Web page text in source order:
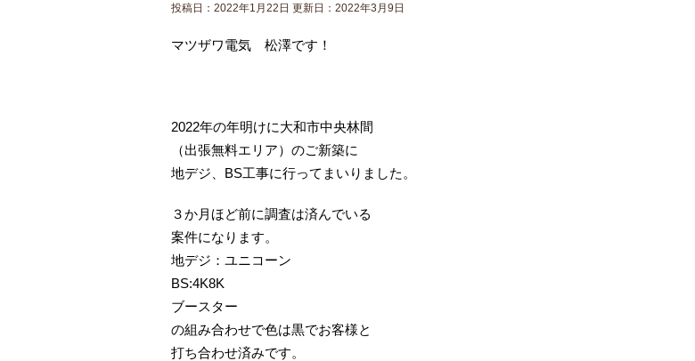
投稿日：2022年1月22日 更新日： 2022年3月9日
マツザワ電気 松澤です！
2022年の年明けに大和市中央林間
（出張無料エリア）のご新築に
地デジ、BS工事に行ってまいりました。
３か月ほど前に調査は済んでいる
案件になります。
地デジ：ユニコーン
BS:4K8K
ブースター
の組み合わせで色は黒でお客様と
打ち合わせ済みです。